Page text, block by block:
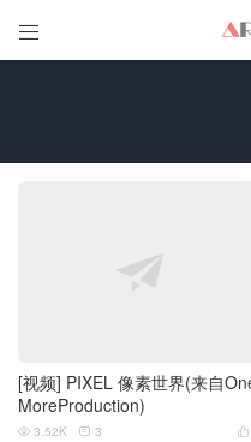

[视频] PIXEL 像素世界(来自
MoreProduction)

 3.52K  3